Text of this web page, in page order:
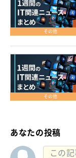
その他
その他
あなたの投稿